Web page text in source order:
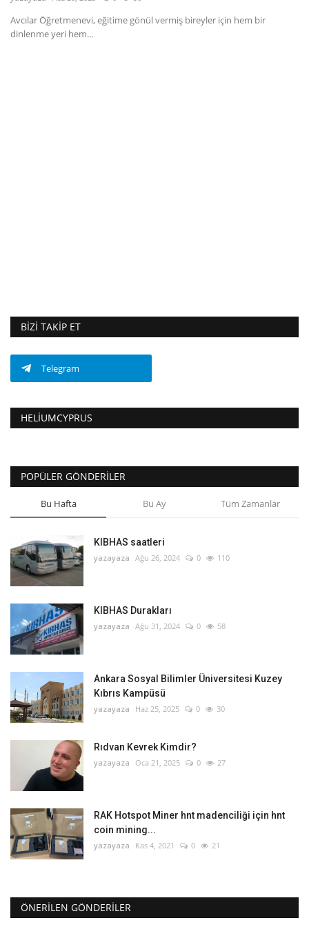
Dil
Avcılar Öğretmenevi, eğitime gönül vermiş bireyler için hem bir
dinlenme yeri hem...
BIZI TAKIP ET
Telegram
HELIUMCYPRUS
POPÜLER GÖNDERILER
Bu Hafta Bu Ay Tüm Zamanlar
KIBHAS saatleri
yazayaza Ağu 26, 2024 0 110
KIBHAS Durakları
yazayaza Ağu 31, 2024 0 58
Ankara Sosyal Bilimler Üniversitesi Kuzey
Kıbrıs Kampüsü
yazayaza Haz 25, 2025 0 30
Rıdvan Kevrek Kimdir?
yazayaza Oca 21, 2025 0 27
RAK Hotspot Miner hnt madenciliği için hnt
coin mining...
yazayaza Kas 4, 2021 0 21
ÖNERILEN GÖNDERILER